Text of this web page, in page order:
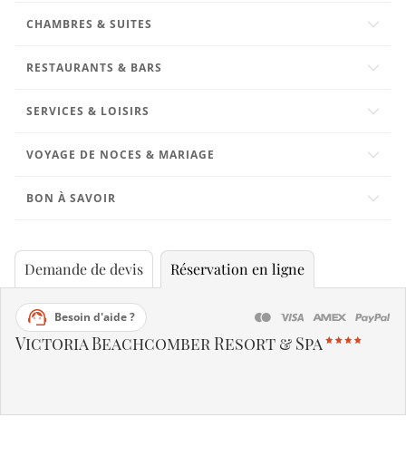
CHAMBRES & SUITES
RESTAURANTS & BARS
SERVICES & LOISIRS
VOYAGE DE NOCES & MARIAGE
BON À SAVOIR
Demande de devis Réservation en ligne
Victoria Beachcomber Resort & Spa
Besoin d'aide ?